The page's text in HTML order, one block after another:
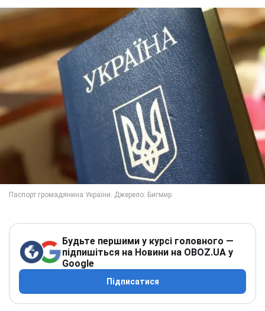
Будьте першими у курсі головного —
підпишіться на Новини на OBOZ.UA у
Google
Підписатися